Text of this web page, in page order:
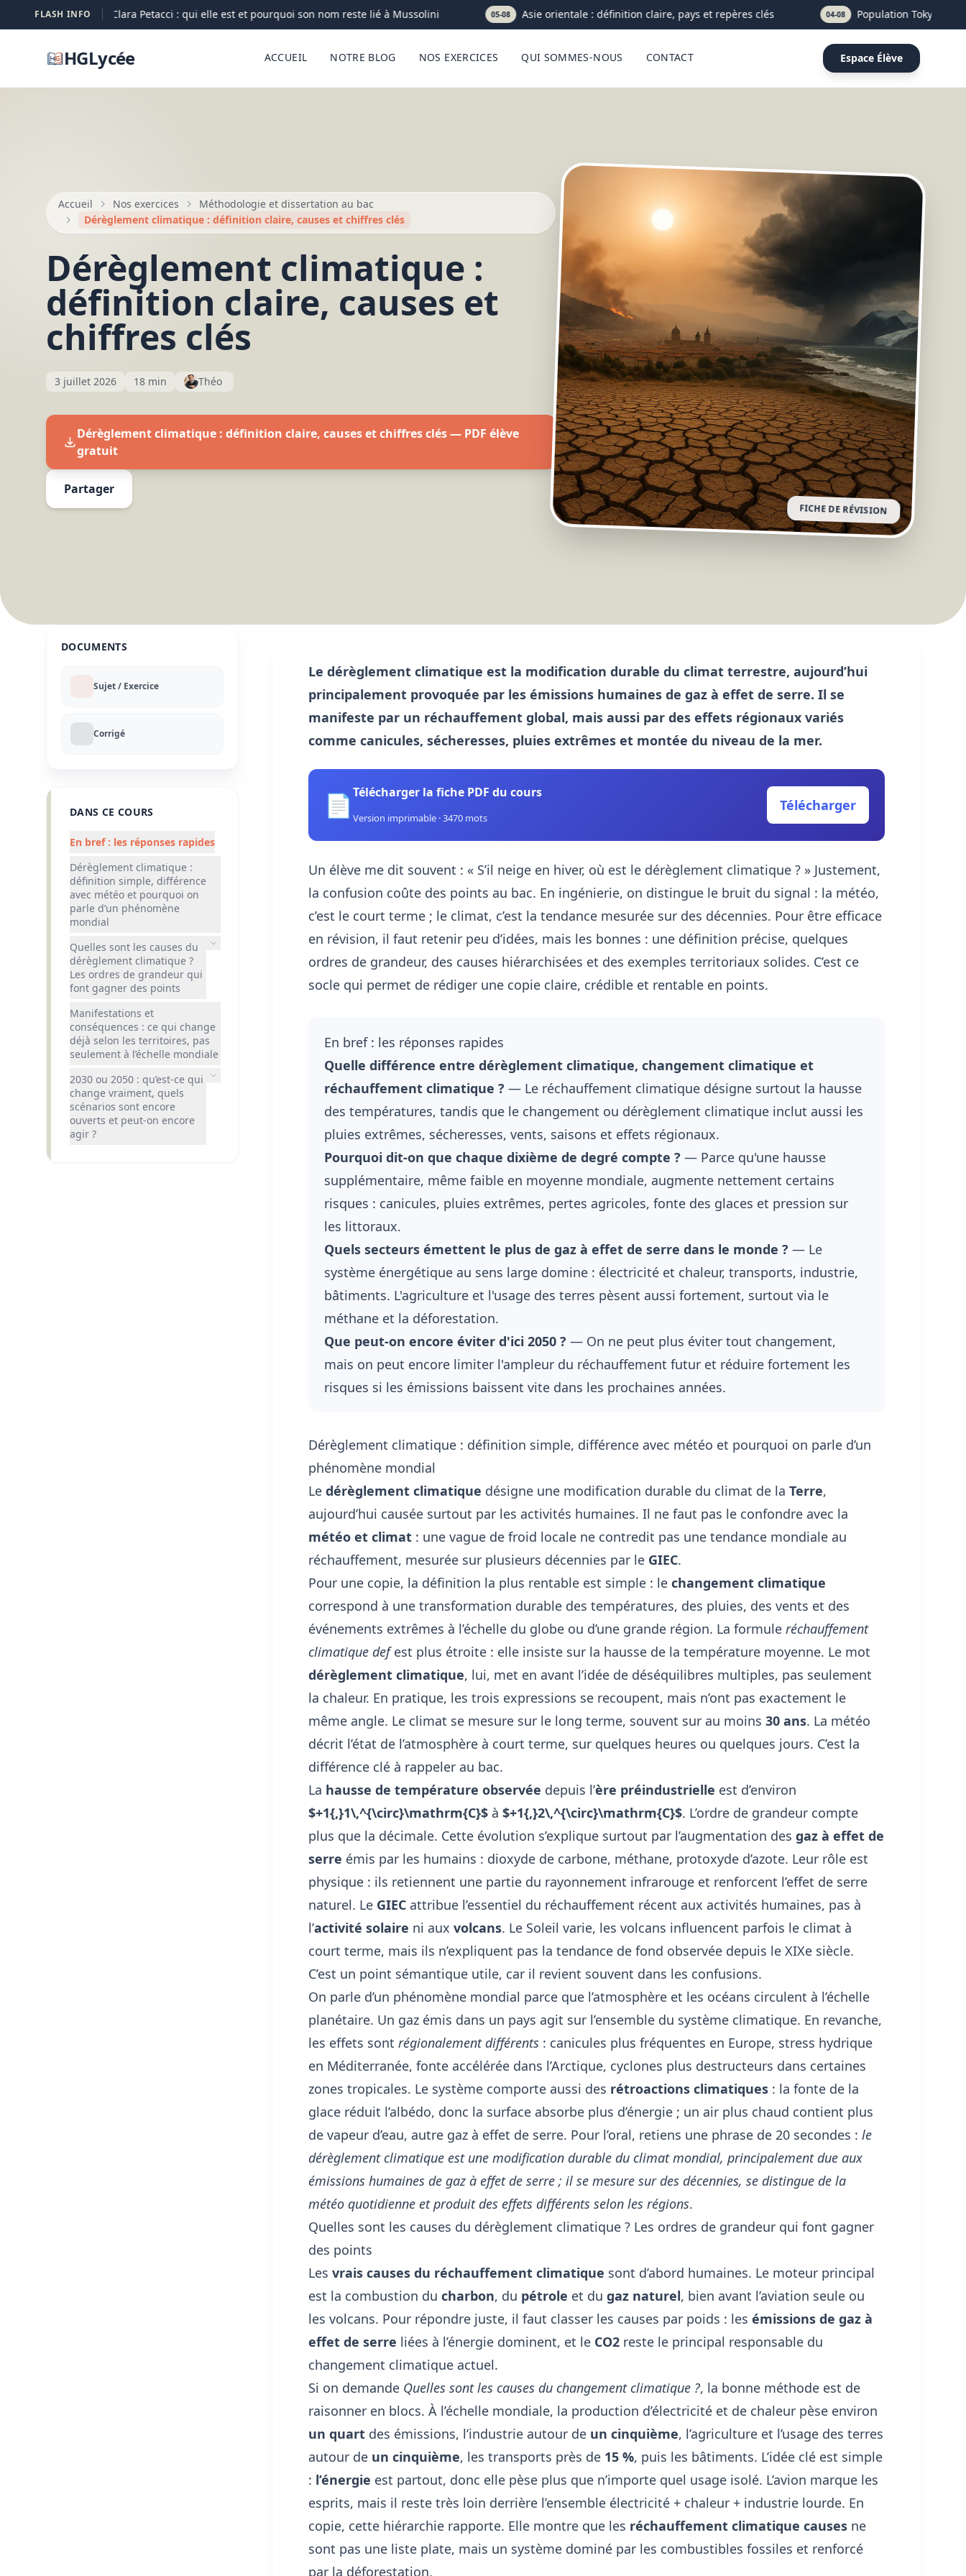
FLASH INFO
07-08 Clara Petacci : qui elle est et pourquoi son nom reste lié à Mussolini 05-08 Asie orientale : définition claire, pays et repères clés 04-08 Population Tokyo : 14,
HGLycée ACCUEIL NOTRE BLOG NOS EXERCICES QUI SOMMES-NOUS CONTACT Espace Élève
Accueil Nos exercices
Méthodologie et dissertation au bac
Dérèglement climatique : définition claire, causes et chiffres clés
Dérèglement climatique :
définition claire, causes et
chiffres clés
3 juillet 2026 18 min Théo
Dérèglement climatique : définition claire, causes et chiffres clés — PDF élève
gratuit
Partager
FICHE DE RÉVISION
DOCUMENTS
Sujet / Exercice
Corrigé
DANS CE COURS
En bref : les réponses rapides
Dérèglement climatique :
définition simple, différence
avec météo et pourquoi on
parle d’un phénomène
mondial
Quelles sont les causes du
dérèglement climatique ?
Les ordres de grandeur qui
font gagner des points
Manifestations et
conséquences : ce qui change
déjà selon les territoires, pas
seulement à l’échelle mondiale
2030 ou 2050 : qu’est-ce qui
change vraiment, quels
scénarios sont encore
ouverts et peut-on encore
agir ?
Le dérèglement climatique est la modification durable du climat terrestre, aujourd’hui
principalement provoquée par les émissions humaines de gaz à effet de serre. Il se
manifeste par un réchauffement global, mais aussi par des effets régionaux variés
comme canicules, sécheresses, pluies extrêmes et montée du niveau de la mer.
📄 Télécharger la fiche PDF du cours
Version imprimable · 3470 mots
Télécharger
Un élève me dit souvent : « S’il neige en hiver, où est le dérèglement climatique ? » Justement,
la confusion coûte des points au bac. En ingénierie, on distingue le bruit du signal : la météo,
c’est le court terme ; le climat, c’est la tendance mesurée sur des décennies. Pour être efficace
en révision, il faut retenir peu d’idées, mais les bonnes : une définition précise, quelques
ordres de grandeur, des causes hiérarchisées et des exemples territoriaux solides. C’est ce
socle qui permet de rédiger une copie claire, crédible et rentable en points.
En bref : les réponses rapides
Quelle différence entre dérèglement climatique, changement climatique et
réchauffement climatique ? — Le réchauffement climatique désigne surtout la hausse
des températures, tandis que le changement ou dérèglement climatique inclut aussi les
pluies extrêmes, sécheresses, vents, saisons et effets régionaux.
Pourquoi dit-on que chaque dixième de degré compte ? — Parce qu'une hausse
supplémentaire, même faible en moyenne mondiale, augmente nettement certains
risques : canicules, pluies extrêmes, pertes agricoles, fonte des glaces et pression sur
les littoraux.
Quels secteurs émettent le plus de gaz à effet de serre dans le monde ? — Le
système énergétique au sens large domine : électricité et chaleur, transports, industrie,
bâtiments. L'agriculture et l'usage des terres pèsent aussi fortement, surtout via le
méthane et la déforestation.
Que peut-on encore éviter d'ici 2050 ? — On ne peut plus éviter tout changement,
mais on peut encore limiter l'ampleur du réchauffement futur et réduire fortement les
risques si les émissions baissent vite dans les prochaines années.
Dérèglement climatique : définition simple, différence avec météo et pourquoi on parle d’un
phénomène mondial
Le dérèglement climatique désigne une modification durable du climat de la Terre,
aujourd’hui causée surtout par les activités humaines. Il ne faut pas le confondre avec la
météo et climat: une vague de froid locale ne contredit pas une tendance mondiale au
réchauffement, mesurée sur plusieurs décennies par le GIEC.
Pour une copie, la définition la plus rentable est simple : le changement climatique
correspond à une transformation durable des températures, des pluies, des vents et des
événements extrêmes à l’échelle du globe ou d’une grande région. La formule réchauffement
climatique defest plus étroite : elle insiste sur la hausse de la température moyenne. Le mot
dérèglement climatique, lui, met en avant l’idée de déséquilibres multiples, pas seulement
la chaleur. En pratique, les trois expressions se recoupent, mais n’ont pas exactement le
même angle. Le climat se mesure sur le long terme, souvent sur au moins 30 ans. La météo
décrit l’état de l’atmosphère à court terme, sur quelques heures ou quelques jours. C’est la
différence clé à rappeler au bac.
La hausse de température observée depuis l’ère préindustrielle est d’environ
$+1{,}1\,^{\circ}\mathrm{C}$à $+1{,}2\,^{\circ}\mathrm{C}$. L’ordre de grandeur compte
plus que la décimale. Cette évolution s’explique surtout par l’augmentation des gaz à effet de
serre émis par les humains : dioxyde de carbone, méthane, protoxyde d’azote. Leur rôle est
physique : ils retiennent une partie du rayonnement infrarouge et renforcent l’effet de serre
naturel. Le GIECattribue l’essentiel du réchauffement récent aux activités humaines, pas à
l’activité solaire ni aux volcans. Le Soleil varie, les volcans influencent parfois le climat à
court terme, mais ils n’expliquent pas la tendance de fond observée depuis le XIXe siècle.
C’est un point sémantique utile, car il revient souvent dans les confusions.
On parle d’un phénomène mondial parce que l’atmosphère et les océans circulent à l’échelle
planétaire. Un gaz émis dans un pays agit sur l’ensemble du système climatique. En revanche,
les effets sont régionalement différents: canicules plus fréquentes en Europe, stress hydrique
en Méditerranée, fonte accélérée dans l’Arctique, cyclones plus destructeurs dans certaines
zones tropicales. Le système comporte aussi des rétroactions climatiques: la fonte de la
glace réduit l’albédo, donc la surface absorbe plus d’énergie ; un air plus chaud contient plus
de vapeur d’eau, autre gaz à effet de serre. Pour l’oral, retiens une phrase de 20 secondes : le
dérèglement climatique est une modification durable du climat mondial, principalement due aux
émissions humaines de gaz à effet de serre ; il se mesure sur des décennies, se distingue de la
météo quotidienne et produit des effets différents selon les régions.
Quelles sont les causes du dérèglement climatique ? Les ordres de grandeur qui font gagner
des points
Les vrais causes du réchauffement climatique sont d’abord humaines. Le moteur principal
est la combustion du charbon, du pétrole et du gaz naturel, bien avant l’aviation seule ou
les volcans. Pour répondre juste, il faut classer les causes par poids : les émissions de gaz à
effet de serre liées à l’énergie dominent, et le CO2reste le principal responsable du
changement climatique actuel.
Si on demande Quelles sont les causes du changement climatique ?, la bonne méthode est de
raisonner en blocs. À l’échelle mondiale, la production d’électricité et de chaleur pèse environ
un quartdes émissions, l’industrie autour de un cinquième, l’agriculture et l’usage des terres
autour de un cinquième, les transports près de 15 %, puis les bâtiments. L’idée clé est simple
: l’énergie est partout, donc elle pèse plus que n’importe quel usage isolé. L’avion marque les
esprits, mais il reste très loin derrière l’ensemble électricité + chaleur + industrie lourde. En
copie, cette hiérarchie rapporte. Elle montre que les réchauffement climatique causesne
sont pas une liste plate, mais un système dominé par les combustibles fossiles et renforcé
par la déforestation.